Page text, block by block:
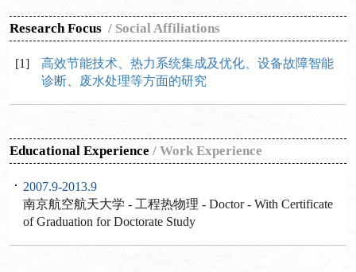
Research Focus / Social Affiliations
[1]
高效节能技术、热力系统集成及优化、设备故障智能
诊断、废水处理等方面的研究
Educational Experience / Work Experience
2007.9-2013.9
南京航空航天大学 - 工程热物理 - Doctor - With Certificate
of Graduation for Doctorate Study